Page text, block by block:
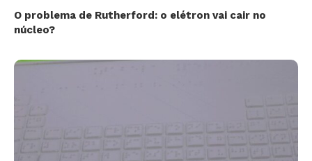
O problema de Rutherford: o elétron vai cair no
núcleo?